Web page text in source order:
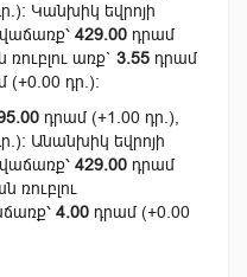
Կանխիկ եվրոյի
429.00 դրամ
առք` 3.55 դրամ
(+0.00 դր.):
դրամ (+1.00 դր.),
Անանխիկ եվրոյի
429.00 դրամ
ռուբլու
4.00 դրամ (+0.00